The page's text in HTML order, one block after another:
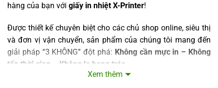
hàng của bạn với giấy in nhiệt X-Printer!
Được thiết kế chuyên biệt cho các chủ shop online, siêu thị
và đơn vị vận chuyển, sản phẩm của chúng tôi mang đến
giải pháp “3 KHÔNG” đột phá: Không cần mực in – Không
tốn thời gian – Không lo bong tróc.
Xem thêm